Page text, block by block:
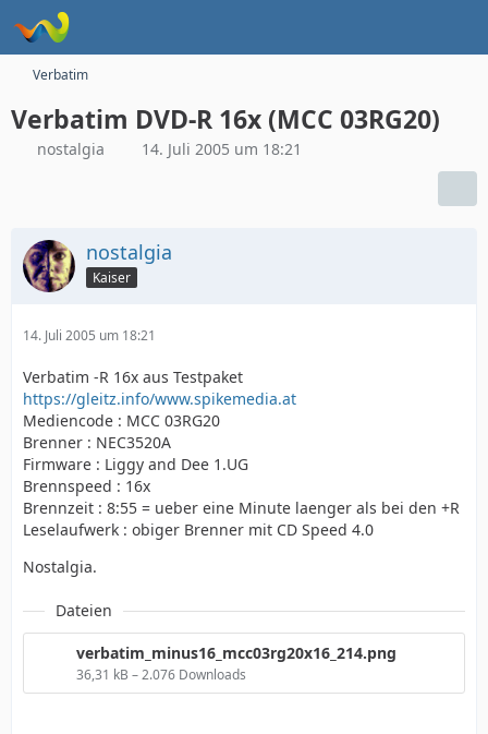
Verbatim
Verbatim DVD-R 16x (MCC 03RG20)
nostalgia 14. Juli 2005 um 18:21
nostalgia
Kaiser
14. Juli 2005 um 18:21
Verbatim -R 16x aus Testpaket
https://gleitz.info/www.spikemedia.at
Mediencode : MCC 03RG20
Brenner : NEC3520A
Firmware : Liggy and Dee 1.UG
Brennspeed : 16x
Brennzeit : 8:55 = ueber eine Minute laenger als bei den +R
Leselaufwerk : obiger Brenner mit CD Speed 4.0
Nostalgia.
Dateien
verbatim_minus16_mcc03rg20x16_214.png
36,31 kB – 2.076 Downloads